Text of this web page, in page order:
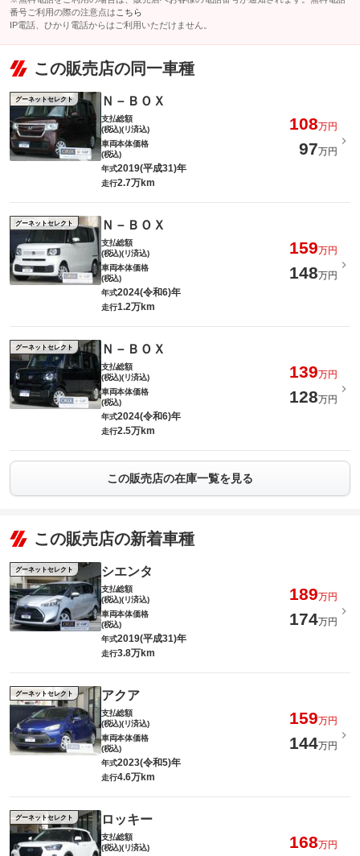
番号ご利用の際の注意点は こちら
IP電話、ひかり電話からはご利用いただけません。
この販売店の同一車種
グーネットセレクト Ｎ－ＢＯＸ
支払総額
(税込)(リ済込)
108万円
車両本体価格
(税込)
97万円
年式2019(平成31)年
走行2.7万km
グーネットセレクト Ｎ－ＢＯＸ
支払総額
(税込)(リ済込)
159万円
車両本体価格
(税込)
148万円
年式2024(令和6)年
走行1.2万km
グーネットセレクト Ｎ－ＢＯＸ
支払総額
(税込)(リ済込)
139万円
車両本体価格
(税込)
128万円
年式2024(令和6)年
走行2.5万km
この販売店の在庫一覧を見る
この販売店の新着車種
グーネットセレクト シエンタ
支払総額
(税込)(リ済込)
189万円
車両本体価格
(税込)
174万円
年式2019(平成31)年
走行3.8万km
グーネットセレクト アクア
支払総額
(税込)(リ済込)
159万円
車両本体価格
(税込)
144万円
年式2023(令和5)年
走行4.6万km
グーネットセレクト ロッキー
支払総額
(税込)(リ済込)
168万円